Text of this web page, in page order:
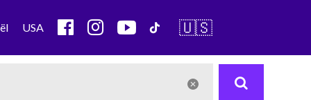
USA 🇺🇸